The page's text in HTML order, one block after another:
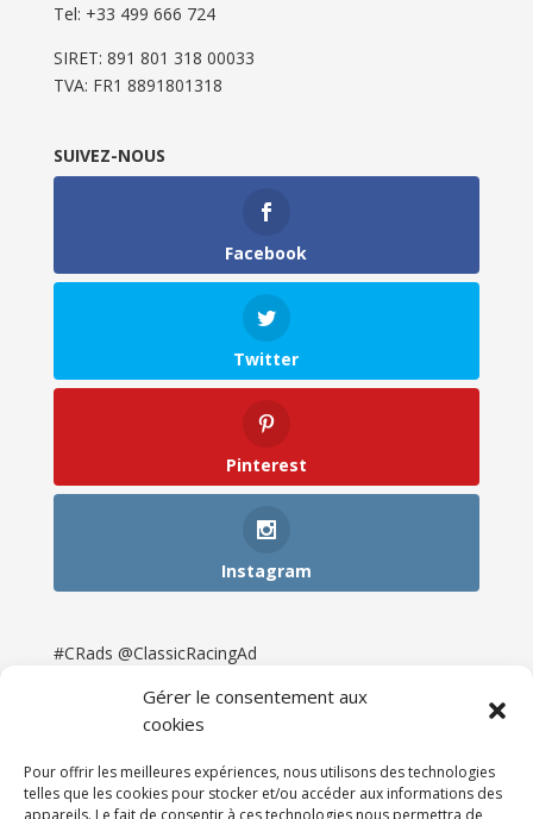
Gérer le consentement aux
cookies
Pour offrir les meilleures expériences, nous utilisons des technologies
telles que les cookies pour stocker et/ou accéder aux informations des
appareils. Le fait de consentir à ces technologies nous permettra de
Tel: ‭+33 499 666 724‬
SIRET: 891 801 318 00033
TVA: FR1 8891801318
SUIVEZ-NOUS
Facebook
Twitter
Pinterest
Instagram
#CRads @ClassicRacingAd